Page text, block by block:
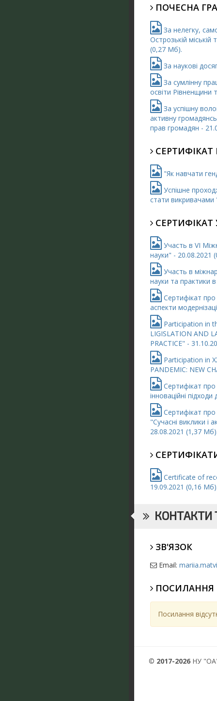
ПОЧЕСНА
За нелегку,
Острозькій
(0,27 Мб).
За наукові
За сумлінну
освіти Рівненщини
За успішну
активну
прав громадян -
"Як навчати
Успішне
стати
Участь в VІ
науки" - 20.08.2021
Участь в
науки та практики
Сертифікат про
аспекти
Participation in
LIGISLATION AND
PRACTICE" -
Participation in
PANDEMIC: NEW
Сертифікат про
інноваційні
Сертифікат про
"Сучасні виклики і
28.08.2021 (1,37
Certificate of
19.09.2021 (0,16
КОНТАКТИ
ЗВ'ЯЗОК
Email:
ПОСИЛАННЯ
Посилання
© 2017-2026 НУ